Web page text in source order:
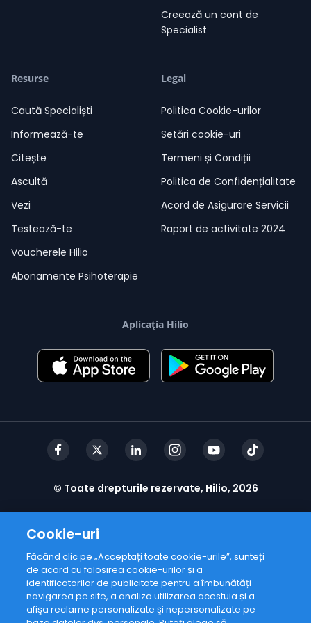
Creează un cont de
Specialist
Resurse
Caută Specialiști
Informează-te
Citește
Ascultă
Vezi
Testează-te
Voucherele Hilio
Abonamente Psihoterapie
Legal
Politica Cookie-urilor
Setări cookie-uri
Termeni și Condiții
Politica de Confidențialitate
Acord de Asigurare Servicii
Raport de activitate 2024
Aplicația Hilio
© Toate drepturile rezervate, Hilio, 2026
Cookie-uri
Făcând clic pe „Acceptați toate cookie-urile”, sunteți
de acord cu folosirea cookie-urilor și a
identificatorilor de publicitate pentru a îmbunătăți
navigarea pe site, a analiza utilizarea acestuia și a
afişa reclame personalizate şi nepersonalizate pe